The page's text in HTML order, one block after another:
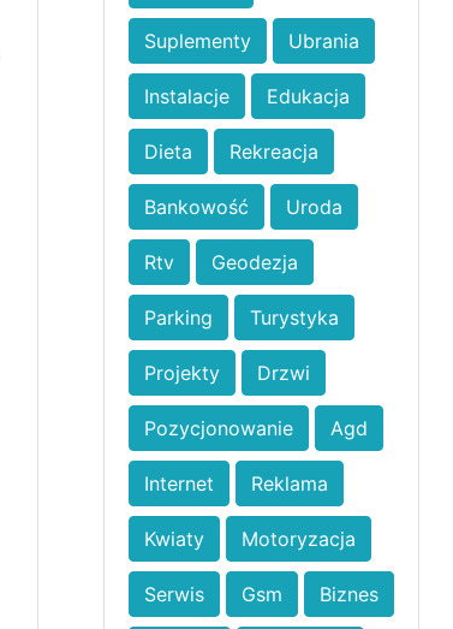
Suplementy Ubrania
Instalacje Edukacja
Dieta Rekreacja
Bankowość Uroda
Rtv Geodezja
Parking Turystyka
Projekty Drzwi
Pozycjonowanie Agd
Internet Reklama
Kwiaty Motoryzacja
Serwis Gsm Biznes